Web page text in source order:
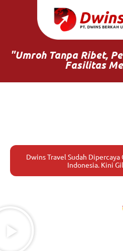
"Umroh Tanpa Ribet,
Fasilitas
Dwins Travel Sudah
Indonesia. Kini